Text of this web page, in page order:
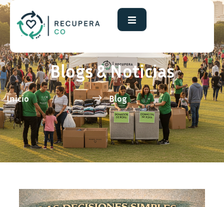
El Cambio No Siempre Se
Ve, Pero Siempre Se Siente
Blogs & Noticias
Inicio Blog